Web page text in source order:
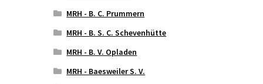
MRH - B. C. Prummern
MRH - B. S. C. Schevenhütte
MRH - B. V. Opladen
MRH - Baesweiler S. V.